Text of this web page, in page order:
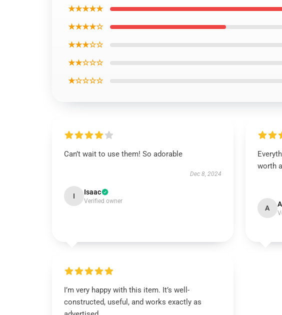
★★★★★
★★★★☆
★★★☆☆
★★☆☆☆
★☆☆☆☆
Can’t wait to use them! So adorable
Dec 8, 2024
I Isaac
Verified owner
worth
A
I’m very happy with this item. It’s well-
constructed, useful, and works exactly as